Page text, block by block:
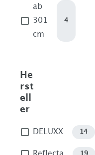
ab
301
cm
4
He
rst
ell
er
DELUXX 14
19